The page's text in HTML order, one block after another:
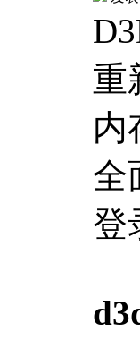
重
内
全
登